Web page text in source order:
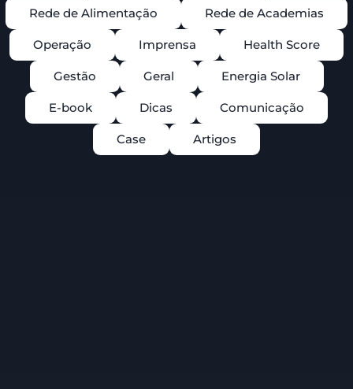
Rede de Alimentação Rede de Academias
Operação Imprensa Health Score
Gestão Geral Energia Solar
E-book Dicas Comunicação
Case Artigos